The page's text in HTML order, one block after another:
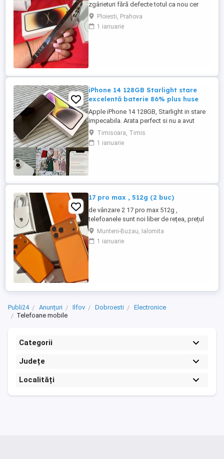
zgârieturi fără defecte totul ca nou cer
2000 de lei pe el l-am folosit doar eu este
un telefon foarte bun al ofer pentru ca l-
am înlocuit dar este în stare perfectă
Ploiesti, Prahova
1 ianuarie
iPhone 14 128GB Starlight stare
excelentă baterie 86% plus huse
Apple iPhone 14 128GB, Starlight in stare
impecabila. Arata perfect si nu a avut
niciodată probleme. Vine cu cutie si cablu
de încărcare precum si 6 huse de
protecție, doua din ele Styleash Munich cu
Timisoara, Timis
1 ianuarie
17 pro max , 512g (2 buc)
de vânzare 2 17 pro max 512g ,
telefoanele sunt noi liber de rețea, prețul
este de 6500 pe bucată sau 12000
ambele! mulțumesc
Munteni-Buzau, Ialomita
1 ianuarie
Publi24 Anunțuri Ilfov Dobroesti
Electronice
Telefoane mobile
Categorii
Județe
Localități